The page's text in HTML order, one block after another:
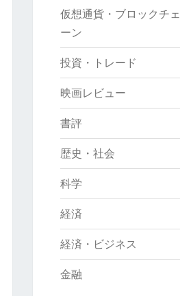
仮想通貨・ブロックチェ
ーン
投資・トレード
映画レビュー
書評
歴史・社会
科学
経済
経済・ビジネス
金融